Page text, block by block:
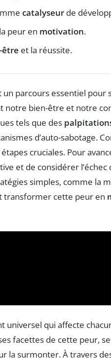
catalyseur de
peur en motivation.
être et la réussite.
un parcours essentiel pour
notre bien-être et notre
tels que des
d’auto-sabotage.
cruciales. Pour
et de considérer
simples, comme la
transformer cette peur en
universel qui affecte
facettes de cette peur,
la surmonter. À travers